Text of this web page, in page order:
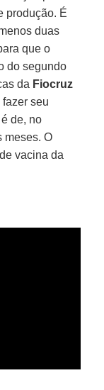
produção. É
duas
que o
do segundo
da Fiocruz
seu
de, no
meses. O
vacina da